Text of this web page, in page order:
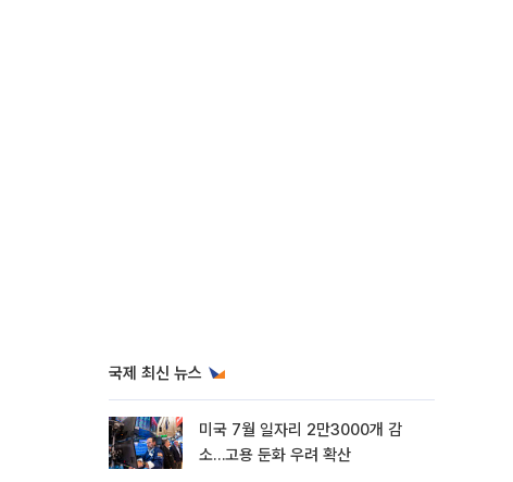
국제 최신 뉴스
미국 7월 일자리 2만3000개 감
소…고용 둔화 우려 확산